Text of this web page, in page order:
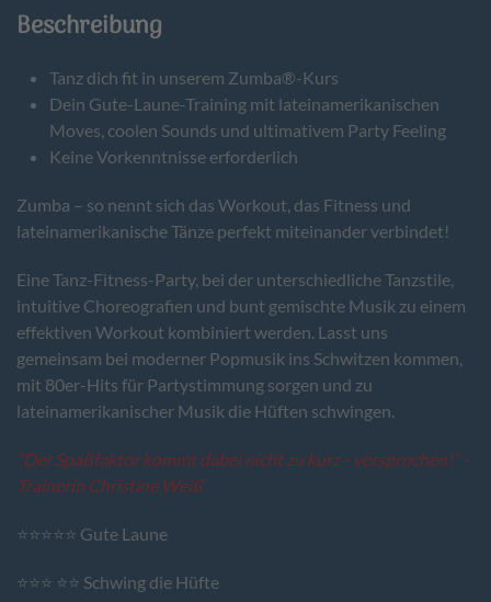
Beschreibung
Tanz dich fit in unserem Zumba®-Kurs
Dein Gute-Laune-Training mit lateinamerikanischen
Moves, coolen Sounds und ultimativem Party Feeling
Keine Vorkenntnisse erforderlich
Zumba – so nennt sich das Workout, das Fitness und
lateinamerikanische Tänze perfekt miteinander verbindet!
Eine Tanz-Fitness-Party, bei der unterschiedliche Tanzstile,
intuitive Choreografien und bunt gemischte Musik zu einem
effektiven Workout kombiniert werden. Lasst uns
gemeinsam bei moderner Popmusik ins Schwitzen kommen,
mit 80er-Hits für Partystimmung sorgen und zu
lateinamerikanischer Musik die Hüften schwingen.
“Der Spaßfaktor kommt dabei nicht zu kurz - versprochen!” -
Trainerin Christine Weiß
⭐⭐⭐⭐⭐ Gute Laune
⭐⭐⭐ ⭐⭐ Schwing die Hüfte